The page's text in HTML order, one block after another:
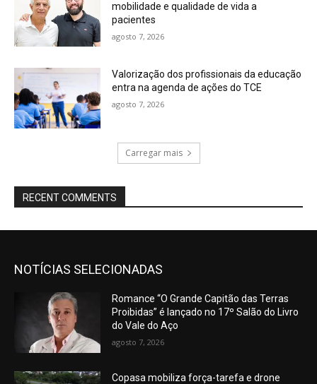
mobilidade e qualidade de vida a
pacientes
agosto 7, 2026
Valorização dos profissionais da educação
entra na agenda de ações do TCE
agosto 7, 2026
Carregar mais
RECENT COMMENTS
NOTÍCIAS SELECIONADAS
Romance “O Grande Capitão das Terras
Proibidas” é lançado no 17º Salão do Livro
do Vale do Aço
agosto 7, 2026
Copasa mobiliza força-tarefa e drone